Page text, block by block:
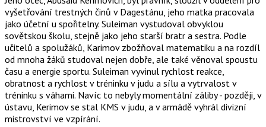
vyšetřování trestných činů v Dagestánu, jeho matka pracovala
jako účetní u spořitelny. Suleiman vystudoval obvyklou
sovětskou školu, stejně jako jeho starší bratr a sestra. Podle
učitelů a spolužáků, Karimov zbožňoval matematiku a na rozdíl
od mnoha žáků studoval nejen dobře, ale také věnoval spoustu
času a energie sportu. Suleiman vyvinul rychlost reakce,
obratnost a rychlost v tréninku v judu a sílu a vytrvalost v
tréninku s váhami. Navíc to nebyly momentální záliby - později, v
ústavu, Kerimov se stal KMS v judu, a v armádě vyhrál divizní
mistrovství ve vzpírání.